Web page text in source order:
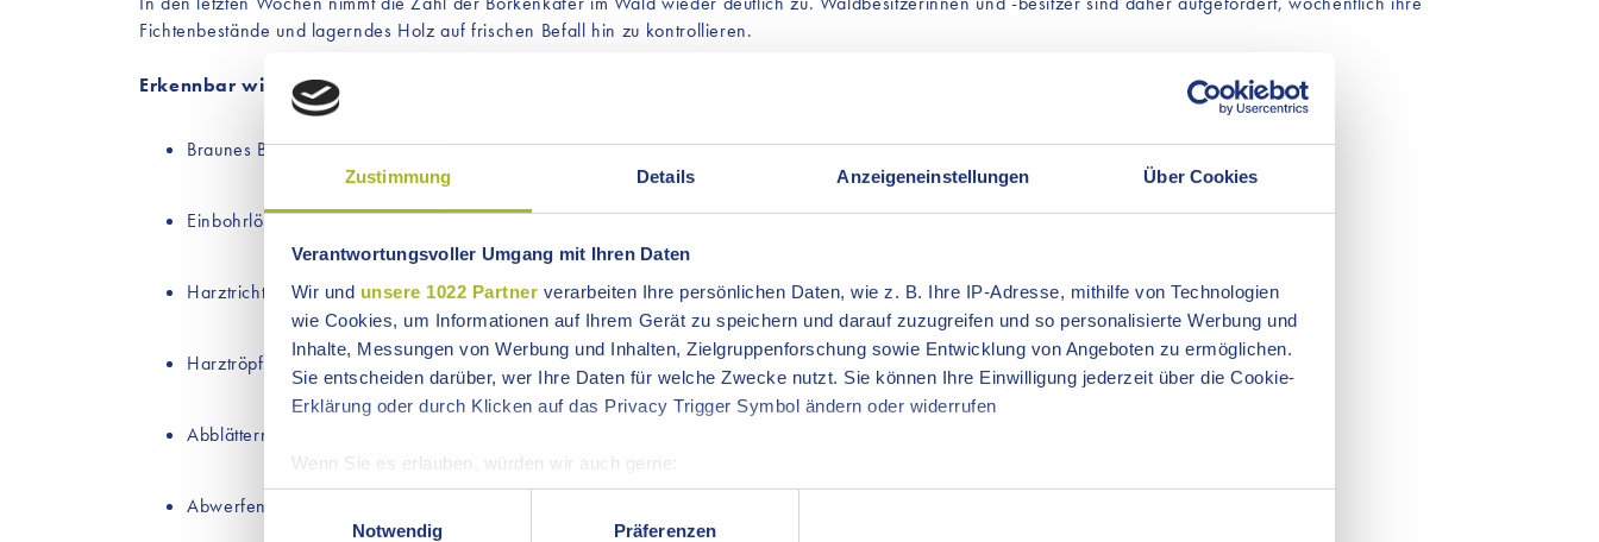
Zustimmung Details Anzeigeneinstellungen Über Cookies
Verantwortungsvoller Umgang mit Ihren Daten
Wir und unsere 1022 Partner verarbeiten Ihre persönlichen Daten, wie z. B. Ihre IP-Adresse, mithilfe von Technologien
wie Cookies, um Informationen auf Ihrem Gerät zu speichern und darauf zuzugreifen und so personalisierte Werbung und
Inhalte, Messungen von Werbung und Inhalten, Zielgruppenforschung sowie Entwicklung von Angeboten zu ermöglichen.
Sie entscheiden darüber, wer Ihre Daten für welche Zwecke nutzt. Sie können Ihre Einwilligung jederzeit über die Cookie-
Erklärung oder durch Klicken auf das Privacy Trigger Symbol ändern oder widerrufen
Wenn Sie es erlauben, würden wir auch gerne:
Informationen über Ihre geografische Lage erfassen, welche bis auf einige Meter genau sein können
Ihr Gerät durch aktives Scannen nach bestimmten Merkmalen (Fingerprinting) identifizieren
Einwilligungsauswahl
Notwendig
Präferenzen
Fichtenbestände und lagerndes Holz auf frischen Befall hin zu kontrollieren.
Erkennbar wird der Befall an folgenden Symptomen:
Braunes Bohrmehl auf Rindenschuppen im Stammfußbereich oder auf liegenden Stämmen
Einbohrlöcher in der Rinde (1 - 3 mm Durchmesser)
Harztrichter um Einbohrlöcher
Harztröpfchen und Harzfluss am Stamm, vor allem am Kronenansatz
Abblättern der Rinde oder Spechtschläge
Abwerfen grüner Nadeln bei Fichten